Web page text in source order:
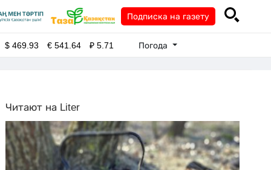
Подписка на газету
$469.93 €541.64 ₽5.71 Погода
Читают на Liter